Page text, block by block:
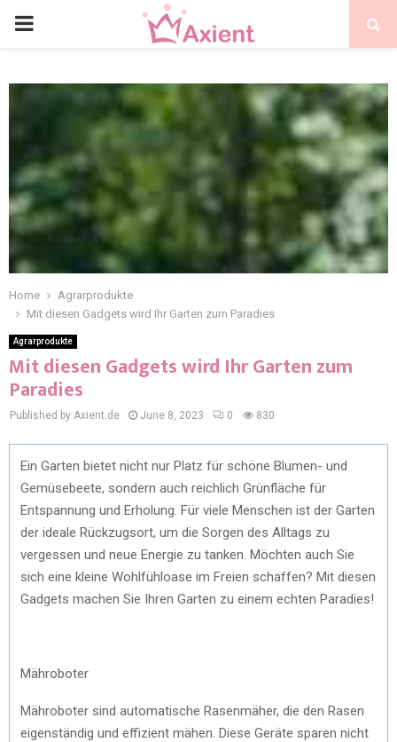
Home
Agrarprodukte
Mit diesen Gadgets wird Ihr Garten zum Paradies
Agrarprodukte
Mit diesen Gadgets wird Ihr Garten zum
Paradies
Published by Axient.de June 8, 2023 0 830
Ein Garten bietet nicht nur Platz für schöne Blumen- und
Gemüsebeete, sondern auch reichlich Grünfläche für
Entspannung und Erholung. Für viele Menschen ist der Garten
der ideale Rückzugsort, um die Sorgen des Alltags zu
vergessen und neue Energie zu tanken. Möchten auch Sie
sich eine kleine Wohlfühloase im Freien schaffen? Mit diesen
Gadgets machen Sie Ihren Garten zu einem echten Paradies!
Mähroboter
Mähroboter sind automatische Rasenmäher, die den Rasen
eigenständig und effizient mähen. Diese Geräte sparen nicht